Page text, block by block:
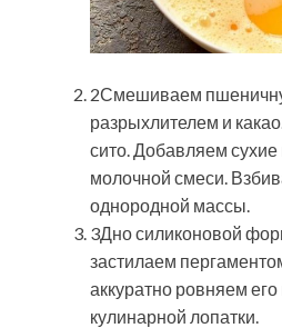
2Смешиваем
разрыхлителем и
сито. Добавляем
молочной смеси.
однородной массы.
3Дно силиконовой
застилаем
аккуратно ровняем
кулинарной лопатки.